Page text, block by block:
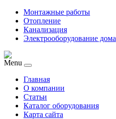
Монтажные работы
Отопление
Канализация
Электрооборудование дома
Menu
Главная
О компании
Статьи
Каталог оборудования
Карта сайта